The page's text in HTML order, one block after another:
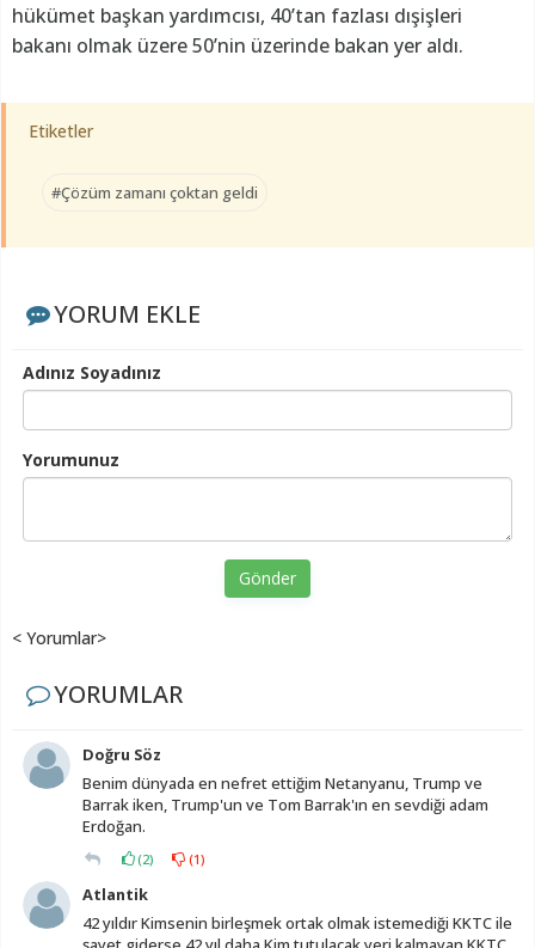
hükümet başkan yardımcısı, 40’tan fazlası dışişleri
bakanı olmak üzere 50’nin üzerinde bakan yer aldı.
Etiketler
#Çözüm zamanı çoktan geldi
YORUM EKLE
Adınız Soyadınız
Yorumunuz
Gönder
< Yorumlar>
YORUMLAR
Doğru Söz
Benim dünyada en nefret ettiğim Netanyanu, Trump ve
Barrak iken, Trump'un ve Tom Barrak'ın en sevdiği adam
Erdoğan.
(2) (1)
Atlantik
42 yıldır Kimsenin birleşmek ortak olmak istemediği KKTC ile